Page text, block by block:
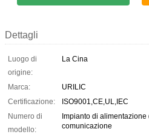
Dettagli
Luogo di
origine:
La Cina
Marca:
URILIC
Certificazione:
ISO9001,CE,UL,IEC
Numero di
modello:
Impianto di
comunicazione